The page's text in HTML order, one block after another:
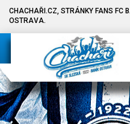
CHACHAŘI.CZ, STRÁNKY FANS FC
OSTRAVA.